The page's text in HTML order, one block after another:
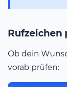
Rufzeichen
Ob dein
vorab prüfen: